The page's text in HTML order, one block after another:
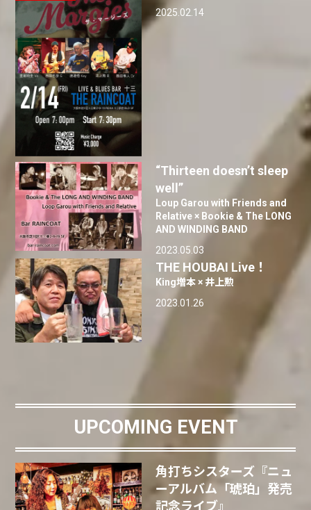
2025.02.14
“Thirteen doesn’t sleep
well”
Loup Garou with Friends and
Relative × Bookie & The LONG
AND WINDING BAND
2023.05.03
THE HOUBAI Live！
King増本 × 井上勲
2023.01.26
UPCOMING EVENT
角打ちシスターズ『ニュ
ーアルバム「琥珀」発売
記念ライブ』